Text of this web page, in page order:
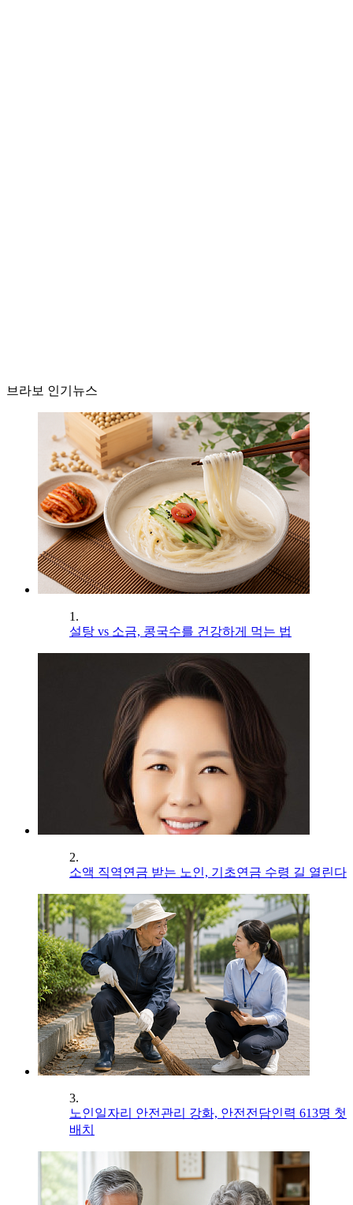
브라보 인기뉴스
1.
설탕 vs 소금, 콩국수를 건강하게 먹는 법
2.
소액 직역연금 받는 노인, 기초연금 수령 길 열린다
3.
노인일자리 안전관리 강화, 안전전담인력 613명 첫
배치